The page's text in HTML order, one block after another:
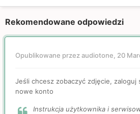
Rekomendowane odpowiedzi
Opublikowane przez audiotone, 20
Jeśli chcesz zobaczyć zdjęcie, zaloguj
nowe konto
Instrukcja użytkownika i